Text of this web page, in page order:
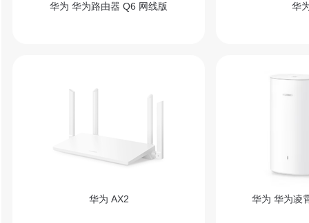
华为 华为路由器 Q6 网线版 华
华为 AX2 华为 华为凌